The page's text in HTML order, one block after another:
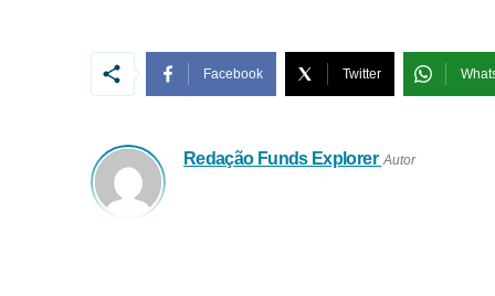
Facebook Twitter
Redação Funds Explorer Autor